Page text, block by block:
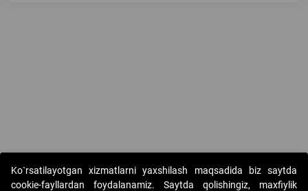
Copyright © 2017-2026. "Elektron onlayn-auksionlarni tashkil etish"
AJ. Barcha huquqlar himoyalangan
Ko`rsatilayotgan xizmatlarni yaxshilash maqsadida biz saytda
cookie-fayllardan foydalanamiz. Saytda qolishingiz, maxfiylik